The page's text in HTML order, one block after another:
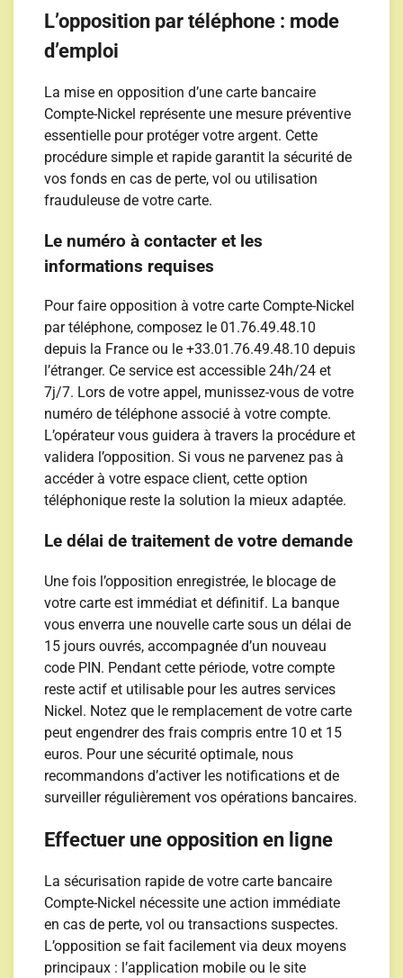
L’opposition par téléphone : mode
d’emploi
La mise en opposition d’une carte bancaire
Compte-Nickel représente une mesure préventive
essentielle pour protéger votre argent. Cette
procédure simple et rapide garantit la sécurité de
vos fonds en cas de perte, vol ou utilisation
frauduleuse de votre carte.
Le numéro à contacter et les
informations requises
Pour faire opposition à votre carte Compte-Nickel
par téléphone, composez le 01.76.49.48.10
depuis la France ou le +33.01.76.49.48.10 depuis
l’étranger. Ce service est accessible 24h/24 et
7j/7. Lors de votre appel, munissez-vous de votre
numéro de téléphone associé à votre compte.
L’opérateur vous guidera à travers la procédure et
validera l’opposition. Si vous ne parvenez pas à
accéder à votre espace client, cette option
téléphonique reste la solution la mieux adaptée.
Le délai de traitement de votre demande
Une fois l’opposition enregistrée, le blocage de
votre carte est immédiat et définitif. La banque
vous enverra une nouvelle carte sous un délai de
15 jours ouvrés, accompagnée d’un nouveau
code PIN. Pendant cette période, votre compte
reste actif et utilisable pour les autres services
Nickel. Notez que le remplacement de votre carte
peut engendrer des frais compris entre 10 et 15
euros. Pour une sécurité optimale, nous
recommandons d’activer les notifications et de
surveiller régulièrement vos opérations bancaires.
Effectuer une opposition en ligne
La sécurisation rapide de votre carte bancaire
Compte-Nickel nécessite une action immédiate
en cas de perte, vol ou transactions suspectes.
L’opposition se fait facilement via deux moyens
principaux : l’application mobile ou le site